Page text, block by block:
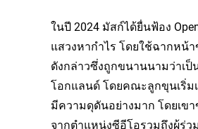
ในปี 2024 มัสก์ได้ยื่นฟ้อง
แสวงหากำไร โดยใช้ฉากหน้
ดังกล่าวซึ่งถูกขนานนามว่าเป็
โอกแลนด์ โดยคณะลูกขุนเริ่ม
มีความดุดันอย่างมาก โดยเข
จากตำแหน่งซีอีโอรวมถึงผู้ร่ว